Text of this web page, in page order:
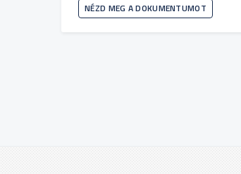
NÉZD MEG A DOKUMENTUMOT